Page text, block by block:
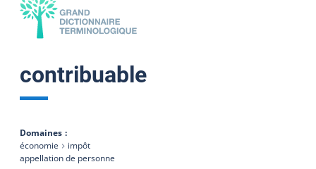
contribuable
Domaines
économie
impôt
appellation de personne